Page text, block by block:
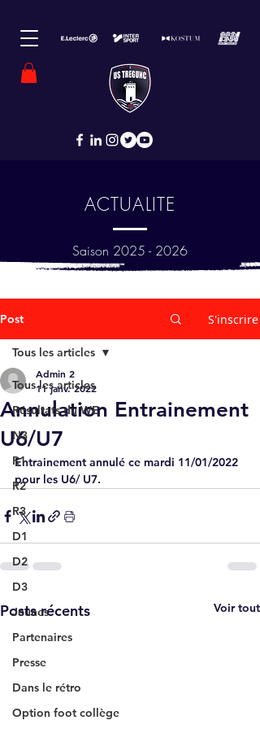
ACTUALITE
Saison 2025 - 2026
Post S'inscrire
Tous les articles
Résultats du WE
N3
R1
R2
R3
D1
D2
D3
Jeunes
Partenaires
Presse
Dans le rétro
Option foot collège
Tous les articles
Annulation Entrainement
U6/U7
Admin 2
11 janv. 2022
Entrainement annulé ce mardi 11/01/2022
pour les U6/ U7.
Posts récents Voir tout